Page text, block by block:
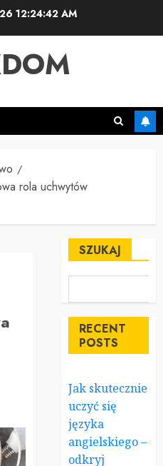
12:24:43 AM
rola uchwytów
SZUKAJ
RECENT
POSTS
Jak skutecznie
uczyć się
języka
angielskiego –
odkryj